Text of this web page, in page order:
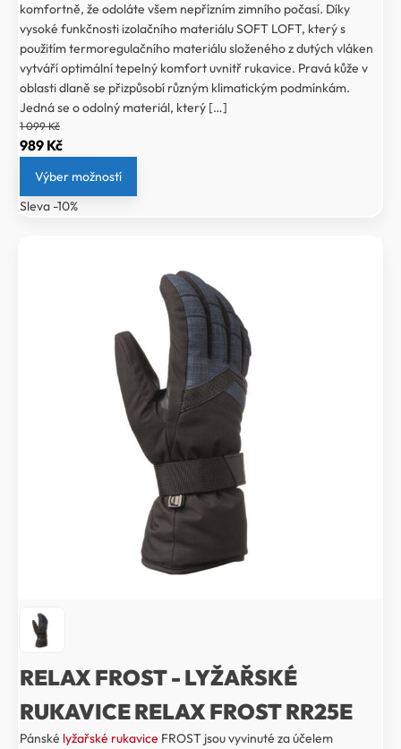
komfortně, že odoláte všem nepřízním zimního počasí. Díky
vysoké funkčnosti izolačního materiálu SOFT LOFT, který s
použitím termoregulačního materiálu složeného z dutých vláken
vytváří optimální tepelný komfort uvnitř rukavice. Pravá kůže v
oblasti dlaně se přizpůsobí různým klimatickým podmínkám.
Jedná se o odolný materiál, který […]
1 099Kč
Původní
cena
byla:
1
989 KčAktuální
cena
989 Kč.
Výber možností
Sleva -10%
RELAX FROST - LYŽAŘSKÉ
RUKAVICE RELAX FROST RR25E
Pánské lyžařské rukavice FROST jsou vyvinuté za účelem